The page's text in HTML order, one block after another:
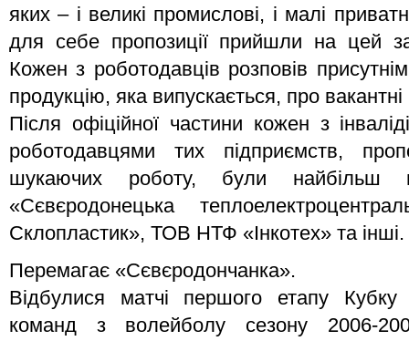
яких – і великі промислові, і малі
для себе пропозиції прийшли на цей
Кожен з роботодавців розповів
продукцію, яка випускається, про вакантні
Після офіційної частини кожен з
роботодавцями тих підприємств,
шукаючих роботу, були
«Сєвєродонецька
Склопластик», ТОВ НТФ «Інкотех» та інші.
Перемагає «Сєвєродончанка».
Відбулися матчі першого етапу Кубку
команд з волейболу сезону 2006-